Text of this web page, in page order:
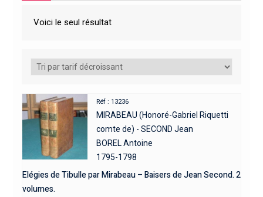
Voici le seul résultat
Réf : 13236
MIRABEAU (Honoré-Gabriel Riquetti
comte de) - SECOND Jean
BOREL Antoine
1795-1798
Elégies de Tibulle par Mirabeau – Baisers de Jean Second. 2
volumes.